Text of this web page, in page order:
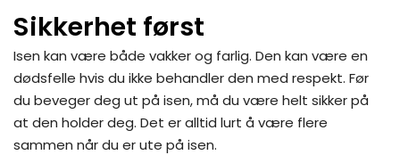
Sikkerhet først
Isen kan være både vakker og farlig. Den kan være en
dødsfelle hvis du ikke behandler den med respekt. Før
du beveger deg ut på isen, må du være helt sikker på
at den holder deg. Det er alltid lurt å være flere
sammen når du er ute på isen.